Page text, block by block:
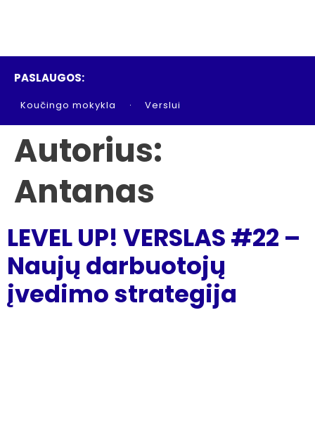
PASLAUGOS:
Koučingo mokykla Verslui
Autorius:
Antanas
LEVEL UP! VERSLAS #22 –
Naujų darbuotojų
įvedimo strategija